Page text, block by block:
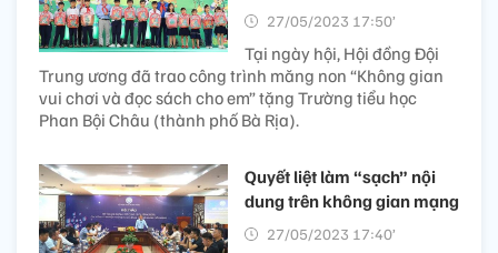
27/05/2023 17:50’
Tại ngày hội, Hội đồng Đội
Trung ương đã trao công trình măng non “Không gian
vui chơi và đọc sách cho em” tặng Trường tiểu học
Phan Bội Châu (thành phố Bà Rịa).
Quyết liệt làm “sạch” nội
dung trên không gian mạng
27/05/2023 17:40’